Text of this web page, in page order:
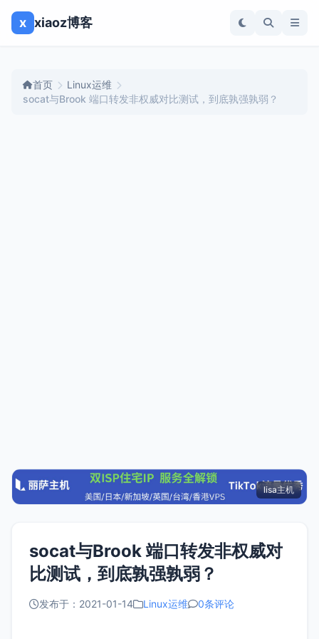
x xiaoz博客
首页
Linux运维
socat与Brook 端口转发非权威对比测试，到底孰强孰弱？
lisa主机
socat与Brook 端口转发非权威对
比测试，到底孰强孰弱？
发布于：2021-01-14 Linux运维 0条评论